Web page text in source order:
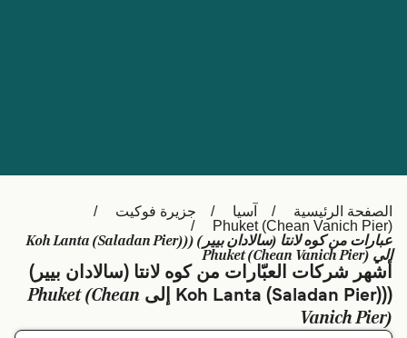
België (NL)
Ελλάδα
Belgique (FR)
Polska
Deutschland
Schweiz (DE)
Norge
Україна
Indonesia
الصفحة الرئيسية آسيا
جزيرة فوكيت
Phuket (Chean Vanich Pier)
عبارات من كوه لانتا (سالادان بيير) ((Koh Lanta (Saladan Pier)
الي Phuket (Chean Vanich Pier)
أشهر شركات العبّارات من كوه لانتا (سالادان بيير)
((Koh Lanta (Saladan Pier) إلى
Phuket (Chean
Vanich Pier)